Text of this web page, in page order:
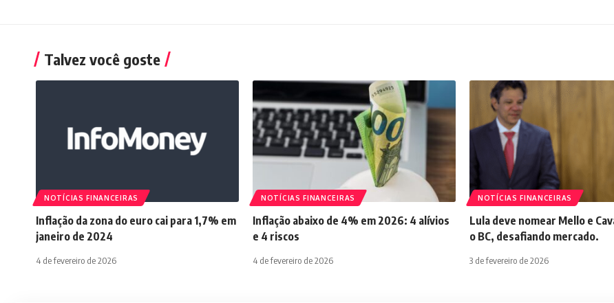
Talvez você goste
NOTÍCIAS FINANCEIRAS
Inflação da zona do euro cai para 1,7% em
janeiro de 2024
4 de fevereiro de 2026
NOTÍCIAS FINANCEIRAS
Inflação abaixo de 4% em 2026: 4 alívios
e 4 riscos
4 de fevereiro de 2026
NOTÍCIAS FINANCEIRAS
Lula deve nomear Mello e
o BC, desafiando mercado.
3 de fevereiro de 2026